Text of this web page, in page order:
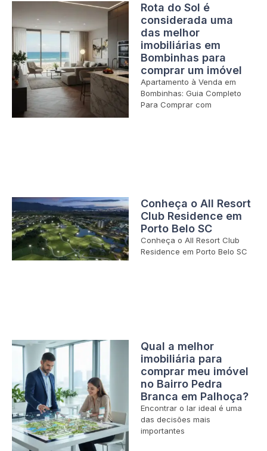
Rota do Sol é
considerada uma
das melhor
imobiliárias em
Bombinhas para
comprar um imóvel
Apartamento à Venda em
Bombinhas: Guia Completo
Para Comprar com
Conheça o All Resort
Club Residence em
Porto Belo SC
Conheça o All Resort Club
Residence em Porto Belo SC
Qual a melhor
imobiliária para
comprar meu imóvel
no Bairro Pedra
Branca em Palhoça?
Encontrar o lar ideal é uma
das decisões mais
importantes